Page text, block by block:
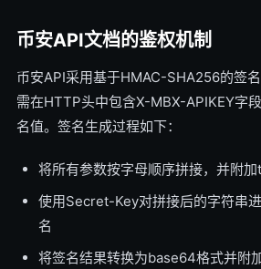
币安API文档的鉴权机制
币安API采用基于HMAC-SHA256的签
需在HTTP头中包含X-MBX-APIKEY字
名值。签名生成过程如下：
将所有参数按字母顺序拼接，并附
使用Secret-Key对拼接后的字符串
名
将签名结果转换为base64格式并附